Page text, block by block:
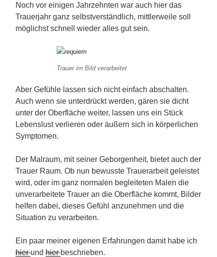
Noch vor einigen Jahrzehnten war auch hier das
Trauerjahr ganz selbstverständlich, mittlerweile soll
möglichst schnell wieder alles gut sein.
Trauer im Bild verarbeitet
Aber Gefühle lassen sich nicht einfach abschalten.
Auch wenn sie unterdrückt werden, gären sie dicht
unter der Oberfläche weiter, lassen uns ein Stück
Lebenslust verlieren oder äußern sich in körperlichen
Symptomen.
Der Malraum, mit seiner Geborgenheit, bietet auch der
Trauer Raum. Ob nun bewusste Trauerarbeit geleistet
wird, oder im ganz normalen begleiteten Malen die
unverarbeitete Trauer an die Oberfläche kommt, Bilder
helfen dabei, dieses Gefühl anzunehmen und die
Situation zu verarbeiten.
Ein paar meiner eigenen Erfahrungen damit habe ich
hierund hierbeschrieben.